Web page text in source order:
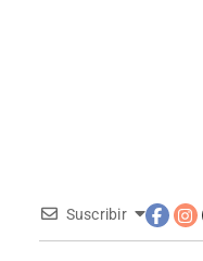
Suscribir